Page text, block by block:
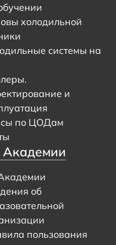
холодильной
системы на
и
по ЦОДам
об
пользования